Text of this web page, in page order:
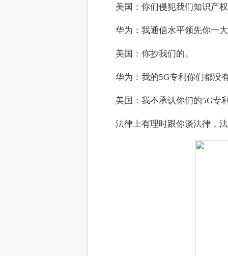
美国：你们侵犯我们知识产
华为：我通信水平领先你一
美国：你抄我们的。
华为：我的5G专利你们都没
美国：我不承认你们的5G专
法律上有理时跟你谈法律，法